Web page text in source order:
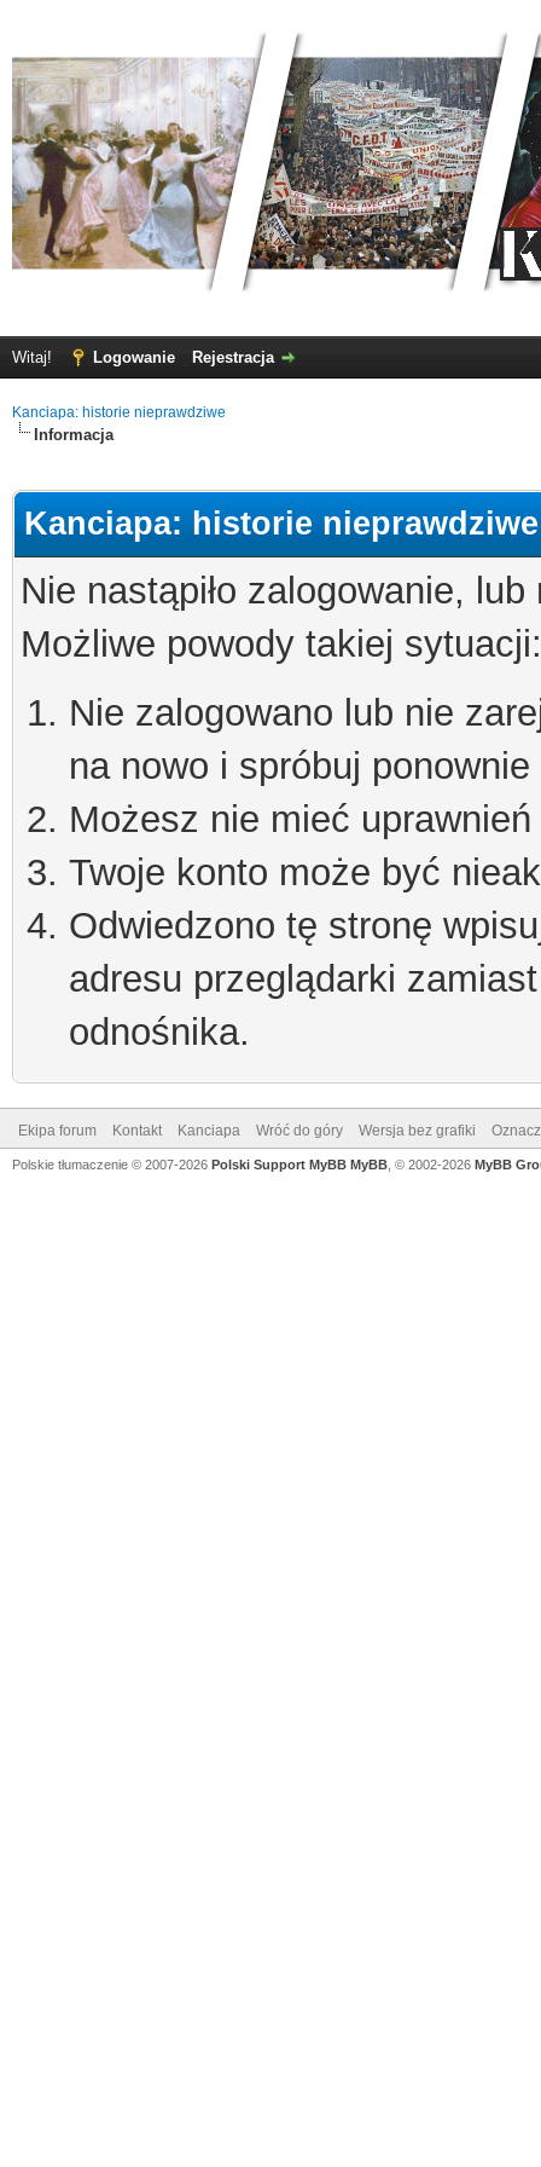
Witaj! Logowanie Rejestracja
Kanciapa: historie nieprawdziwe
Informacja
Kanciapa: historie nieprawdziwe
Nie nastąpiło zalogowanie,
Możliwe powody takiej sytuacji:
Nie zalogowano lub nie
na nowo i spróbuj ponownie
Możesz nie mieć
Twoje konto może być
Odwiedzono tę stronę
adresu przeglądarki
odnośnika.
Ekipa forum Kontakt Kanciapa Wróć do góry Wersja bez grafiki
Polskie tłumaczenie © 2007-2026 Polski Support MyBB MyBB , © 2002-2026 MyBB